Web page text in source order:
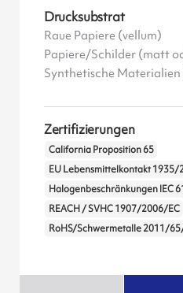
Drucksubstrat
Raue Papiere (vellum)
Papiere/Schilder (matt
Synthetische
Zertifizierungen
California Proposition 65
EU Lebensmittelkontakt 1935/
Halogenbeschränkungen IEC
REACH / SVHC 1907/2006/EC
RoHS/Schwermetalle 2011/